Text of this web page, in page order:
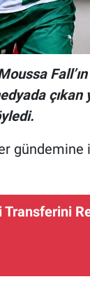
çıkan
gündemine
Transferini